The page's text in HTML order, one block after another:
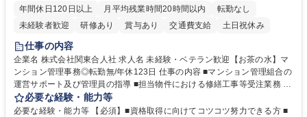
年間休日120日以上
月平均残業時間20時間以内
転勤なし
未経験者歓迎
研修あり 賞与あり 交通費支給 土日祝休み
仕事の内容
企業名 株式会社関東合人社 求人名 未経験・ベテラン歓迎【お茶の水】マ
ンション管理事務◎転勤無/年休123日 仕事の内容 ■マンション管理組合の
運営サポート及び管理員の指導 ■担当物件における修繕工事等受注業務 ■
事務所内での事務業務等 ★異業界からの転職者が多数活躍しています
【年収補足】532万円 ＋別途インセンティヴで平均約100万円/年（昨年度
必要な経験・能力等
必要な経験・能力等 【必須】■資格取得に向けてコツコツ努力できる方 ■